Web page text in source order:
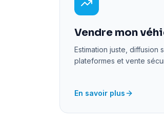
Vendre mon
Estimation juste, diffusion
plateformes et vente
En savoir plus